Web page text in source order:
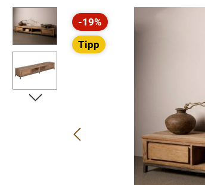
Bildergalerie überspringen
-19%
Rabatt
Tipp